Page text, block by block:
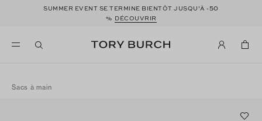
SUMMER EVENT SE TERMINE BIENTÔT JUSQU’À -50
% DÉCOUVRIR
Sacs à main